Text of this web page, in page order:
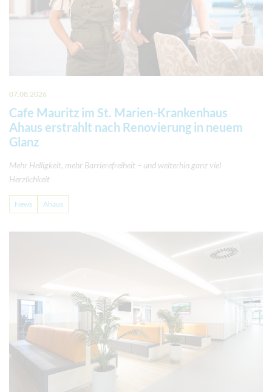
07.08.2026
Cafe Mauritz im St. Marien-Krankenhaus
Ahaus erstrahlt nach Renovierung in neuem
Glanz
Mehr Helligkeit, mehr Barrierefreiheit – und weiterhin ganz viel
Herzlichkeit
News Ahaus